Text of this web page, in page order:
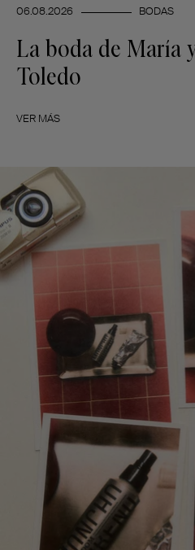
06.08.2026 BODAS
La boda de María
Toledo
VER MÁS